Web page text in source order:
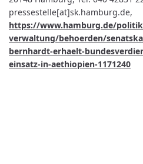
pressestelle[at]sk.hamburg.de,
https://www.hamburg.de/
verwaltung/behoerden/
bernhardt-erhaelt-
einsatz-in-aethiopien-1171240